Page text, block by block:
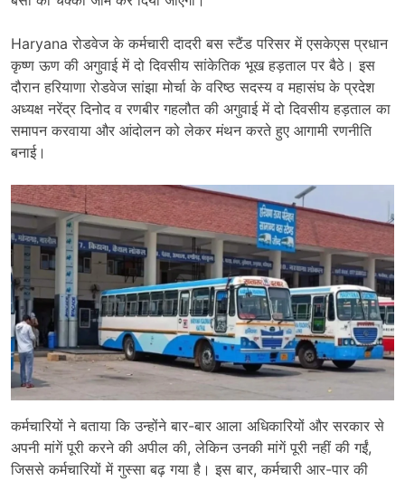
Haryana रोडवेज के कर्मचारी दादरी बस स्टैंड परिसर में एसकेएस प्रधान
कृष्ण ऊण की अगुवाई में दो दिवसीय सांकेतिक भूख हड़ताल पर बैठे। इस
दौरान हरियाणा रोडवेज सांझा मोर्चा के वरिष्ठ सदस्य व महासंघ के प्रदेश
अध्यक्ष नरेंद्र दिनोद व रणबीर गहलौत की अगुवाई में दो दिवसीय हड़ताल का
समापन करवाया और आंदोलन को लेकर मंथन करते हुए आगामी रणनीति
बनाई।
कर्मचारियों ने बताया कि उन्होंने बार-बार आला अधिकारियों और सरकार से
अपनी मांगें पूरी करने की अपील की, लेकिन उनकी मांगें पूरी नहीं की गईं,
जिससे कर्मचारियों में गुस्सा बढ़ गया है। इस बार, कर्मचारी आर-पार की